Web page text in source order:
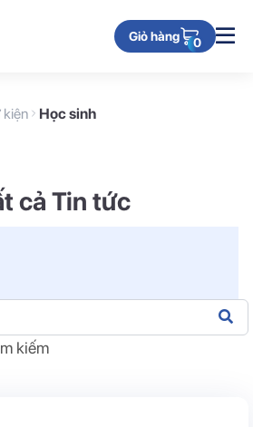
Giỏ hàng 0
kiện Học sinh
cả Tin tức
kiếm